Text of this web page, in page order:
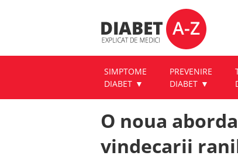
SIMPTOME
DIABET
PREVENIRE
DIABET
O noua
vindecarii